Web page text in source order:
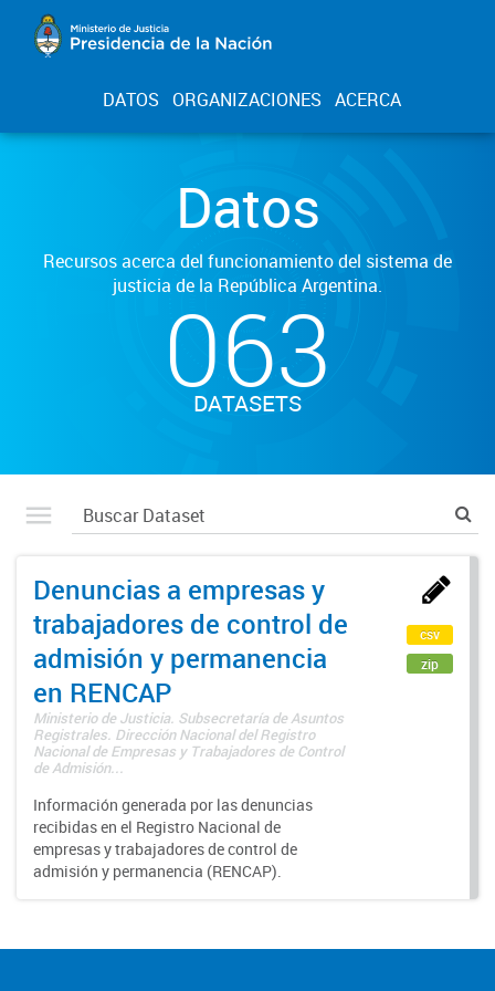
DATOS ORGANIZACIONES ACERCA
Datos
Recursos acerca del funcionamiento del sistema de
justicia de la República Argentina.
063
DATASETS
Denuncias a empresas y
trabajadores de control de
admisión y permanencia
en RENCAP
Ministerio de Justicia. Subsecretaría de Asuntos
Registrales. Dirección Nacional del Registro
Nacional de Empresas y Trabajadores de Control
de Admisión...
Información generada por las denuncias
recibidas en el Registro Nacional de
empresas y trabajadores de control de
admisión y permanencia (RENCAP).
csv
zip